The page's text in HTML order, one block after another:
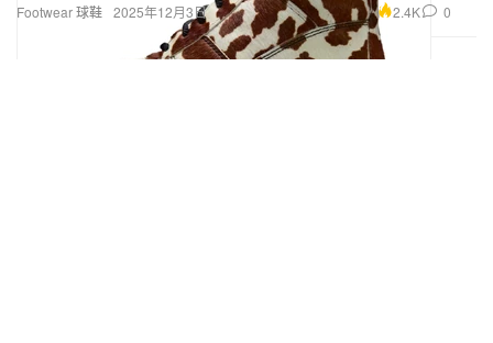
Footwear 球鞋 2025年12月3日 2.4K 0